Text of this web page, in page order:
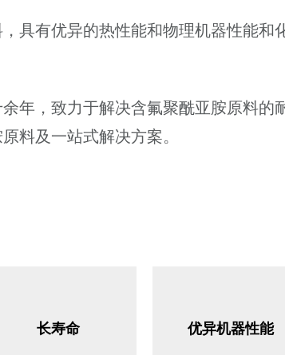
具有优异的热性能和物理机器性能和
年，致力于解决含氟聚酰亚胺原料的
料及一站式解决方案。
长寿命 优异机器性能